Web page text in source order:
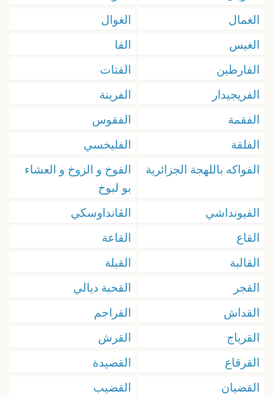
الغمال
الغوال
الغيس
الفا
الفارطين
الفتات
الفريجيدار
الفرينة
الفقمة
الفقوس
الفلقة
الفليخسي
الفواكه باللهجة الجزائرية
الفوخ و الزوخ و العشاء
بو لبوخ
الفيونداشي
الڤانداوسكي
القاع
القاعة
القالبة
القبلة
القجر
القحبة ديالي
القداش
القراجم
القرباج
القرش
القرقاع
القصيدة
القضيان
القضيب